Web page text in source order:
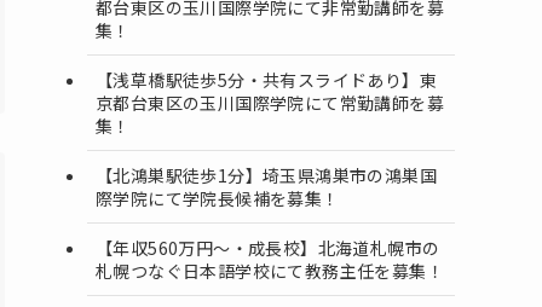
都台東区の玉川国際学院にて非常勤講師を募
集！
【浅草橋駅徒歩5分・共有スライドあり】東
京都台東区の玉川国際学院にて常勤講師を募
集！
【北鴻巣駅徒歩1分】埼玉県鴻巣市の鴻巣国
際学院にて学院長候補を募集！
【年収560万円～・成長校】北海道札幌市の
札幌つなぐ日本語学校にて教務主任を募集！